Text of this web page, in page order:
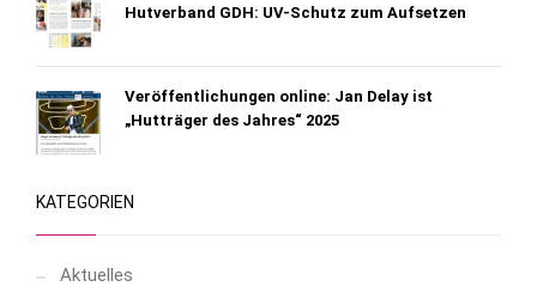
Hutverband GDH: UV-Schutz zum Aufsetzen
Veröffentlichungen online: Jan Delay ist
„Hutträger des Jahres“ 2025
KATEGORIEN
Aktuelles